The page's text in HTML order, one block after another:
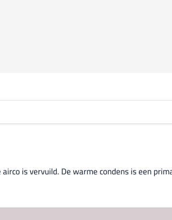
is vervuild. De warme condens is een